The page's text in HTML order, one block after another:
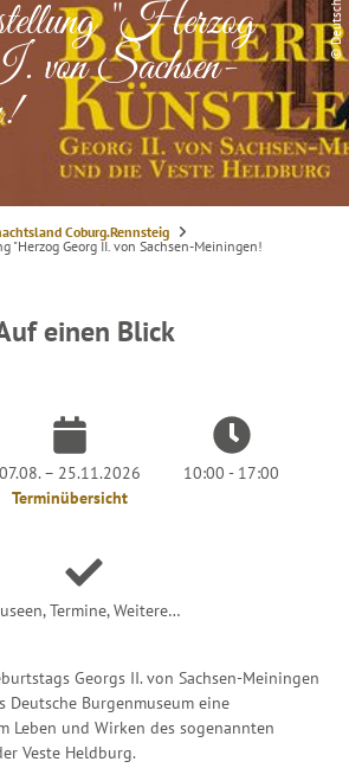
"Herzog
Sachsen-
Coburg.Rennsteig
"Herzog Georg II. von Sachsen-Meiningen!
einen Blick
07.08. – 25.11.2026
Terminübersicht
10:00 - 17:00
Termine, Weitere…
Georgs II. von Sachsen-Meiningen
Burgenmuseum eine
Leben und Wirken des sogenannten
Veste Heldburg.